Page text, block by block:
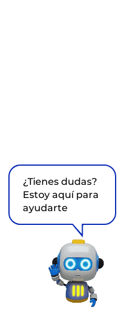
¿Tienes dudas?
Estoy aquí para
ayudarte